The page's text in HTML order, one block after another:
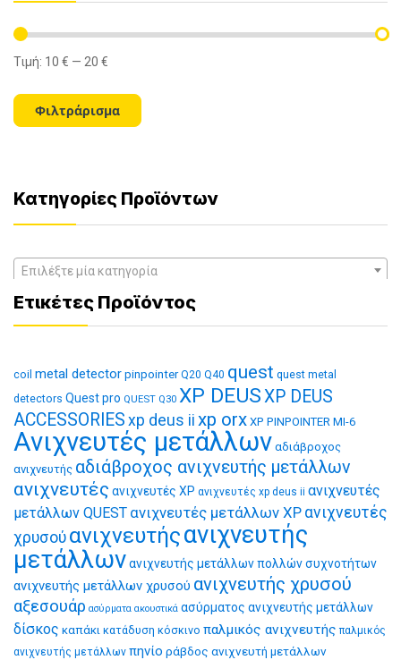
Ελάχιστη
Μέγιστη
Φιλτράρισμα
Τιμή: 10 € — 20 €
Κατηγορίες Προϊόντων
Επιλέξτε μία κατηγορία
Ετικέτες Προϊόντος
coil metal detector pinpointer Q20 Q40 quest quest metal
detectors Quest pro QUEST Q30 XP DEUSXP DEUS
ACCESSORIES xp deus ii xp orx XP PINPOINTER MI-6
Ανιχνευτές μετάλλων αδιάβροχος
ανιχνευτής αδιάβροχος ανιχνευτής μετάλλων
ανιχνευτές ανιχνευτές XP ανιχνευτές xp deus ii ανιχνευτές
μετάλλων QUEST ανιχνευτές μετάλλων XP ανιχνευτές
χρυσού ανιχνευτήςανιχνευτής
μετάλλωνανιχνευτής μετάλλων πολλών συχνοτήτων
ανιχνευτής μετάλλων χρυσού ανιχνευτής χρυσού
αξεσουάρ ασύρματα ακουστικά ασύρματος ανιχνευτής μετάλλων
δίσκος καπάκι κατάδυση κόσκινο παλμικός ανιχνευτής παλμικός
ανιχνευτής μετάλλων πηνίο ράβδος ανιχνευτή μετάλλων